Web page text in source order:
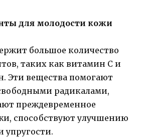
для молодости кожи
большое количество
таких как витамин C и
Эти вещества помогают
радикалами,
преждевременное
способствуют улучшению
упругости.